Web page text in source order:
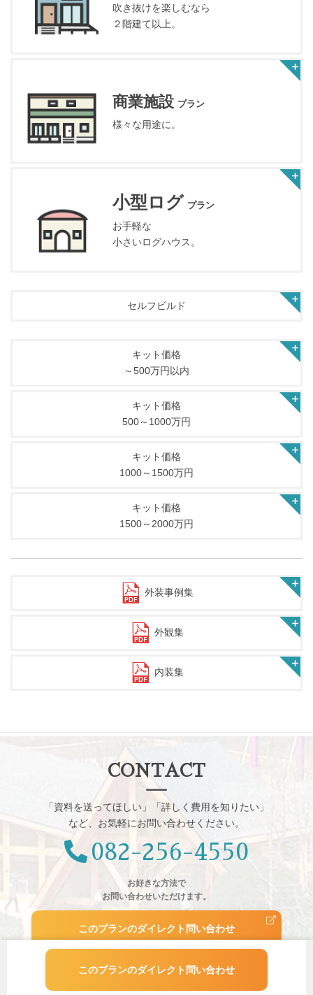
吹き抜けを楽しむなら
２階建て以上。
商業施設 プラン
様々な用途に。
小型ログ プラン
お手軽な
小さいログハウス。
セルフビルド
キット価格
～500万円以内
キット価格
500～1000万円
キット価格
1000～1500万円
キット価格
1500～2000万円
外装事例集
外観集
内装集
このプランのダイレクト問い合わせ
CONTACT
「資料を送ってほしい」「詳しく費用を知りたい」
など、お気軽にお問い合わせください。
082-256-4550
お好きな方法で
お問い合わせいただけます。
このプランのダイレクト問い合わせ
ＬＩＮＥ